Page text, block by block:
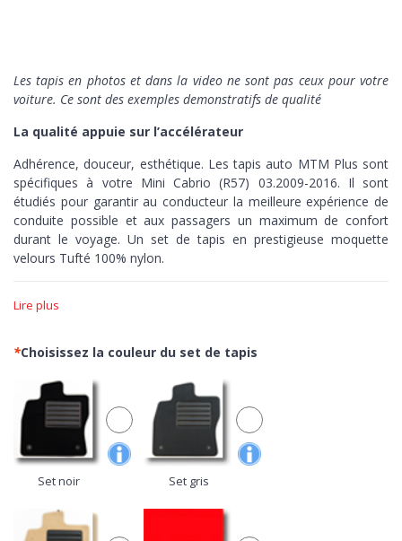
Les tapis en photos et dans la video ne sont pas ceux pour votre
voiture. Ce sont des exemples demonstratifs de qualité
La qualité appuie sur l’accélérateur
Adhérence, douceur, esthétique. Les tapis auto MTM Plus sont
spécifiques à votre Mini Cabrio (R57) 03.2009-2016. Il sont
étudiés pour garantir au conducteur la meilleure expérience de
conduite possible et aux passagers un maximum de confort
durant le voyage. Un set de tapis en prestigieuse moquette
velours Tufté 100% nylon.
découpés à la perfection en fonction des courbes de votre
un contrôle maximum, zéro peur de pousser sur les pédales.
Douceur >
Avec le velours Tufté, ouvrez les portes de votre
voiture à la moquette plus prisé du secteur automobile. Un
confortable nylon de grande qualité avec finitions réalisée au
métier à tisser pour obtenir une excellente densité de fibres, une
grande luminosité du tissu et une extrême simplicité de
nettoyage.
Esthétique >
Minutieuses finitions aussi bien sur le dessus que
sur le dessous, les tapis de la gamme MTM Plus,
Lire plus
*Choisissez la couleur du set de tapis
Set noir Set gris